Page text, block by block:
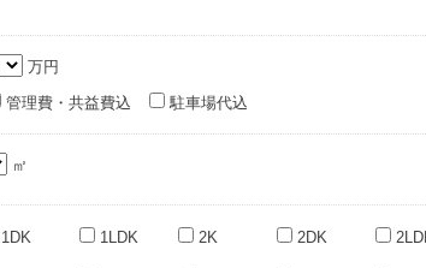
万円
管理費・共益費込 駐車場代込
㎡
1DK 1LDK 2K 2DK